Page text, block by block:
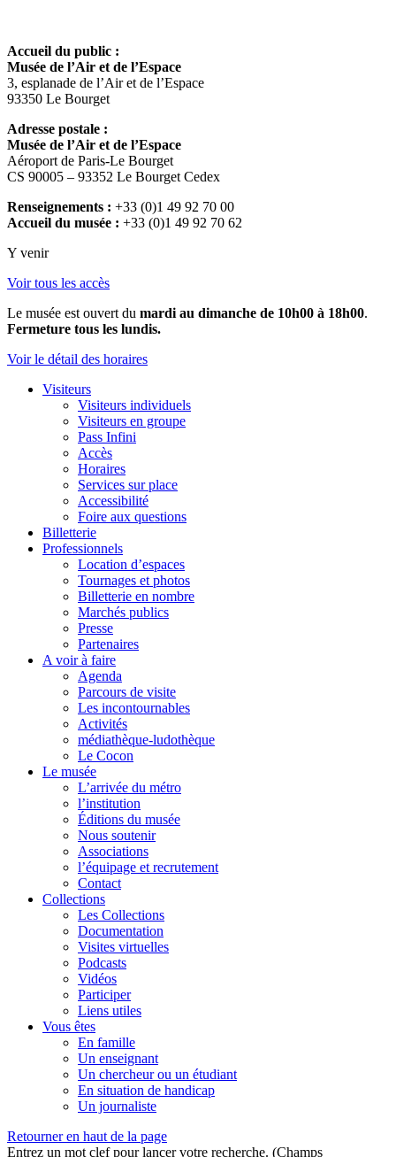
Accueil du public :
Musée de l’Air et de l’Espace
3, esplanade de l’Air et de l’Espace
93350 Le Bourget
Adresse postale :
Musée de l’Air et de l’Espace
Aéroport de Paris-Le Bourget
CS 90005 – 93352 Le Bourget Cedex
Renseignements : +33 (0)1 49 92 70 00
Accueil du musée : +33 (0)1 49 92 70 62
Y venir
Voir tous les accès
Le musée est ouvert du mardi au dimanche de 10h00 à 18h00.
Fermeture tous les lundis.
Voir le détail des horaires
Visiteurs
Visiteurs individuels
Visiteurs en groupe
Pass Infini
Accès
Horaires
Services sur place
Accessibilité
Foire aux questions
Billetterie
Professionnels
Location d’espaces
Tournages et photos
Billetterie en nombre
Marchés publics
Presse
Partenaires
A voir à faire
Agenda
Parcours de visite
Les incontournables
Activités
médiathèque-ludothèque
Le Cocon
Le musée
L’arrivée du métro
l’institution
Éditions du musée
Nous soutenir
Associations
l’équipage et recrutement
Contact
Collections
Les Collections
Documentation
Visites virtuelles
Podcasts
Vidéos
Participer
Liens utiles
Vous êtes
En famille
Un enseignant
Un chercheur ou un étudiant
En situation de handicap
Un journaliste
Retourner en haut de la page
Entrez un mot clef pour lancer votre recherche. (Champs